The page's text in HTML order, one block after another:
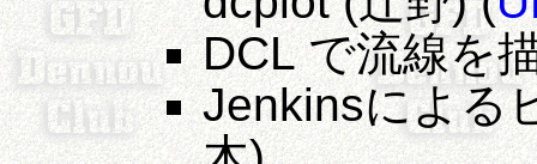
DCL で流線を
Jenkinsによる